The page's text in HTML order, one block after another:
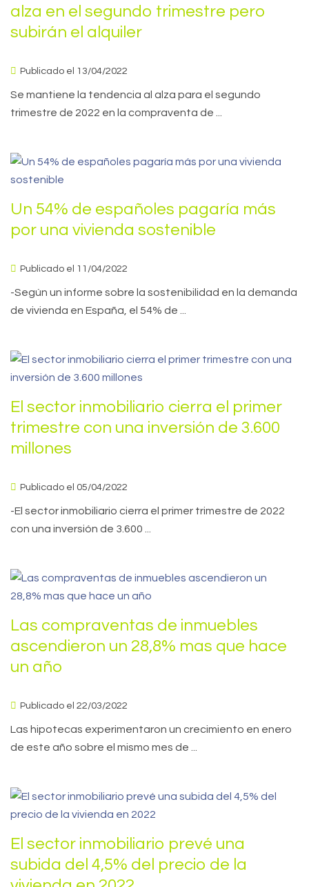
alza en el segundo trimestre pero
subirán el alquiler
Publicado el 13/04/2022
Se mantiene la tendencia al alza para el segundo
trimestre de 2022 en la compraventa de ...
Un 54% de españoles pagaría más
por una vivienda sostenible
Publicado el 11/04/2022
-Según un informe sobre la sostenibilidad en la demanda
de vivienda en España, el 54% de ...
El sector inmobiliario cierra el primer
trimestre con una inversión de 3.600
millones
Publicado el 05/04/2022
-El sector inmobiliario cierra el primer trimestre de 2022
con una inversión de 3.600 ...
Las compraventas de inmuebles
ascendieron un 28,8% mas que hace
un año
Publicado el 22/03/2022
Las hipotecas experimentaron un crecimiento en enero
de este año sobre el mismo mes de ...
El sector inmobiliario prevé una
subida del 4,5% del precio de la